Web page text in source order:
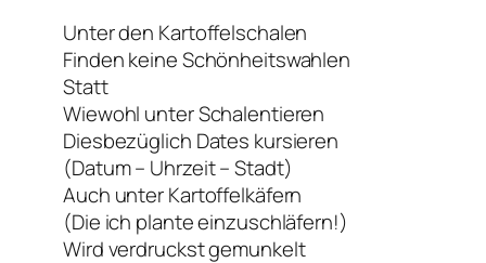
Unter den Kartoffelschalen
Finden keine Schönheitswahlen
Statt
Wiewohl unter Schalentieren
Diesbezüglich Dates kursieren
(Datum – Uhrzeit – Stadt)
Auch unter Kartoffelkäfern
(Die ich plante einzuschläfern!)
Wird verdruckst gemunkelt